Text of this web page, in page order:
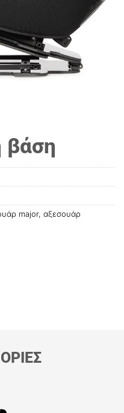
βάση
major, αξεσουάρ